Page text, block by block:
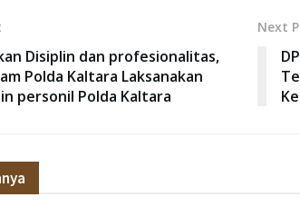
Disiplin dan profesionalitas,
Polda Kaltara Laksanakan
personil Polda Kaltara
Next